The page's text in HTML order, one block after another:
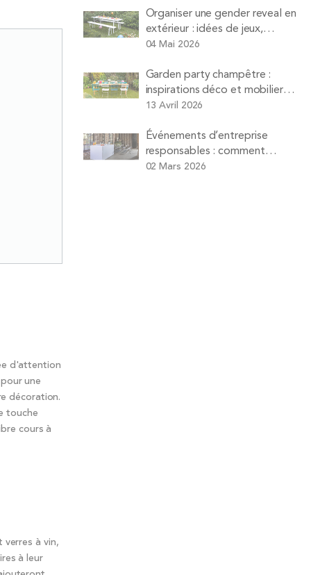
d'attention
une
décoration.
touche
cours à
à vin,
à leur
Organiser une gender reveal en
extérieur : idées de jeux,
animations et matériel à louer
04 Mai 2026
Garden party champêtre :
inspirations déco et mobilier
pour un déjeuner sur l’herbe
13 Avril 2026
Événements d’entreprise
responsables : comment
organiser réunions et séminaires
02 Mars 2026